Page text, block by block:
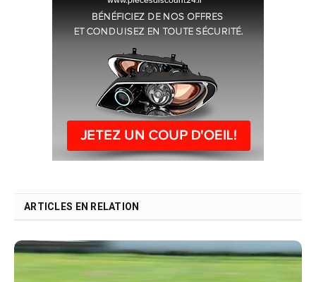
ARTICLES EN RELATION